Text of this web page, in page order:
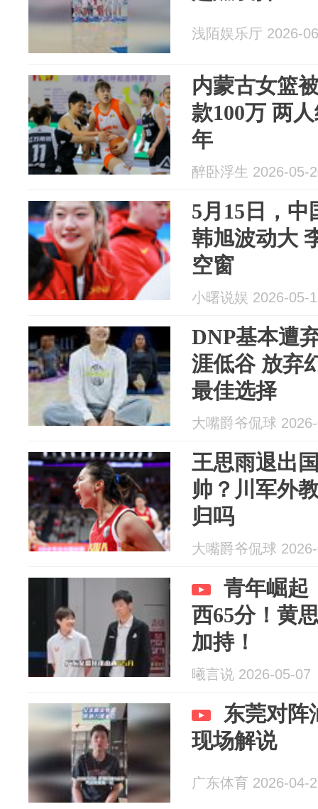
浅陌娱乐厅 2026-
内蒙古女篮
款100万 两
年
醉卧浮生 2026-05-
5月15日，
韩旭波动大
空窗
小曙说娱 2026-05-
DNP基本遭
涯低谷 放弃
最佳选择
大嘴爵爷侃球
王思雨退出
帅？川军外
归吗
大嘴爵爷侃球
青年崛起
西65分！黄
加持！
曦言说 2026-05-07
东莞对阵
现场解说
广东体育 2026-04-